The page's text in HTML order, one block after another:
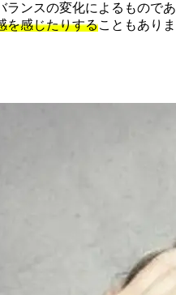
ランスの変化によるものであ
を感じたりすることもありま